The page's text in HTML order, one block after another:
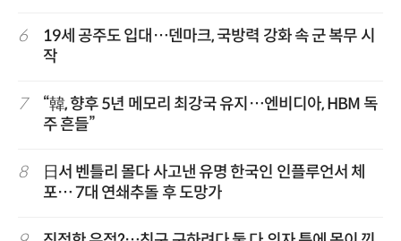
6
19세 공주도 입대…덴마크, 국방력 강화 속 군 복무 시
작
7
“韓, 향후 5년 메모리 최강국 유지…엔비디아, HBM 독
주 흔들”
8
日서 벤틀리 몰다 사고낸 유명 한국인 인플루언서 체
포… 7대 연쇄추돌 후 도망가